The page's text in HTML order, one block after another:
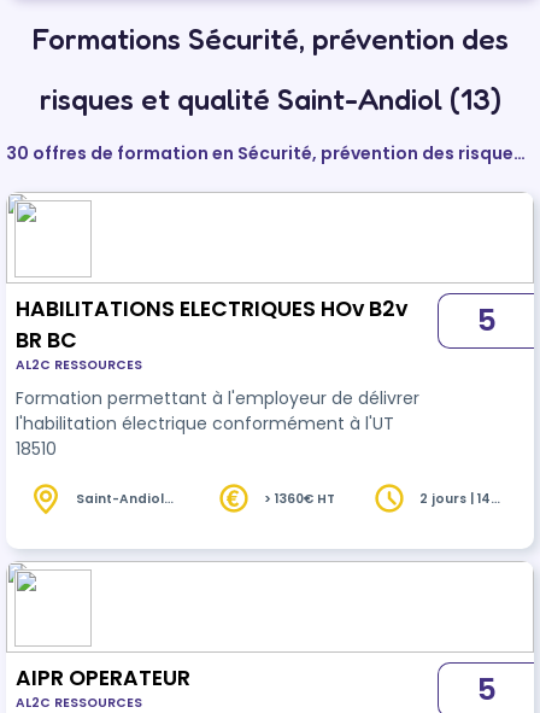
Formations Sécurité, prévention des
risques et qualité Saint-Andiol (13)
30 offres de formation en Sécurité, prévention des risques
et qualité
HABILITATIONS ELECTRIQUES HOv B2v
BR BC
AL2C RESSOURCES
Formation permettant à l'employeur de délivrer
l'habilitation électrique conformément à l'UT
18510
5
Saint-Andiol
> 1360€ HT
2 jours | 14
AIPR OPERATEUR
AL2C RESSOURCES 5